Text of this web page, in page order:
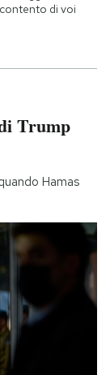
di voi
Trump
Hamas